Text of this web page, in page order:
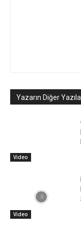
Yazarın Diğer
Video
Video